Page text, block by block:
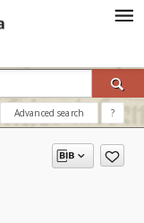
Advanced search ?